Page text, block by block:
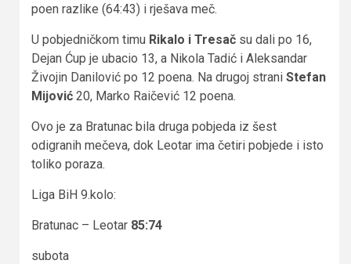
poen razlike (64:43) i rješava meč.
U pobjedničkom timu Rikalo i Tresač su dali po 16,
Dejan Ćup je ubacio 13, a Nikola Tadić i Aleksandar
Živojin Danilović po 12 poena. Na drugoj strani Stefan
Mijović 20, Marko Raičević 12 poena.
Ovo je za Bratunac bila druga pobjeda iz šest
odigranih mečeva, dok Leotar ima četiri pobjede i isto
toliko poraza.
Liga BiH 9.kolo:
Bratunac – Leotar 85:74
subota